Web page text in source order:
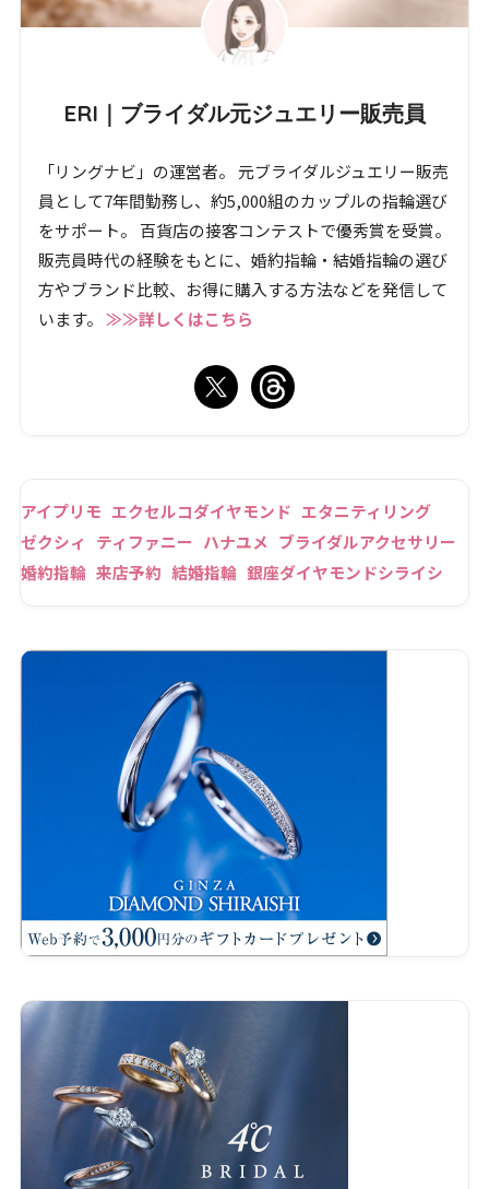
ERI｜ブライダル元ジュエリー販売員
「リングナビ」の運営者。 元ブライダルジュエリー販売
員として7年間勤務し、約5,000組のカップルの指輪選び
をサポート。 百貨店の接客コンテストで優秀賞を受賞。
販売員時代の経験をもとに、婚約指輪・結婚指輪の選び
方やブランド比較、お得に購入する方法などを発信して
います。 ≫≫詳しくはこちら
アイプリモ エクセルコダイヤモンド エタニティリング
ゼクシィ
ティファニー ハナユメ ブライダルアクセサリー
婚約指輪 来店予約 結婚指輪 銀座ダイヤモンドシライシ